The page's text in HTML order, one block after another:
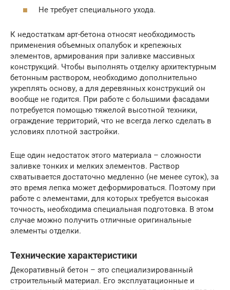
Не требует специального ухода.
К недостаткам арт-бетона относят необходимость
применения объемных опалубок и крепежных
элементов, армирования при заливке массивных
конструкций. Чтобы выполнять отделку архитектурным
бетонным раствором, необходимо дополнительно
укреплять основу, а для деревянных конструкций он
вообще не годится. При работе с большими фасадами
потребуется помощью тяжелой высотной техники,
ограждение территорий, что не всегда легко сделать в
условиях плотной застройки.
Еще один недостаток этого материала – сложности
заливке тонких и мелких элементов. Раствор
схватывается достаточно медленно (не менее суток), за
это время лепка может деформироваться. Поэтому при
работе с элементами, для которых требуется высокая
точность, необходима специальная подготовка. В этом
случае можно получить отличные оригинальные
элементы отделки.
Технические характеристики
Декоративный бетон – это специализированный
строительный материал. Его эксплуатационные и